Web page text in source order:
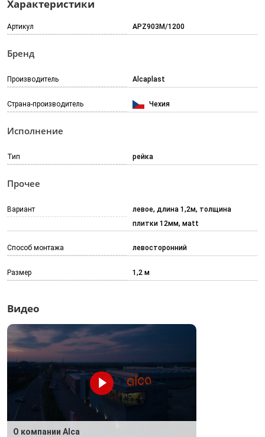
Характеристики
Артикул APZ903M/1200
Бренд
Производитель Alcaplast
Страна-производитель Чехия
Исполнение
Тип рейка
Прочее
Вариант
левое, длина 1,2м, толщина
плитки 12мм, мatt
Способ монтажа левосторонний
Размер 1,2 м
Видео
О компании Alca